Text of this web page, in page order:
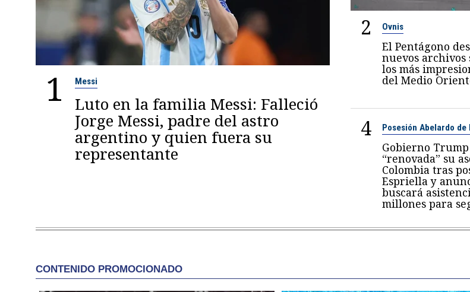
1 Messi
Luto en la familia Messi: Falleció
Jorge Messi, padre del astro
argentino y quien fuera su
representante
2 Ovnis
El Pentágono
nuevos archivos
los más
del Medio
4 Posesión Abelardo de
Gobierno
“renovada” su
Colombia tras
Espriella y
buscará
millones para